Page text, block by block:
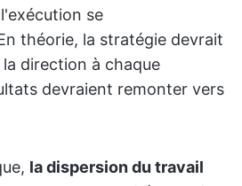
se
théorie, la stratégie devrait
direction à chaque
devraient remonter vers
la dispersion du travail